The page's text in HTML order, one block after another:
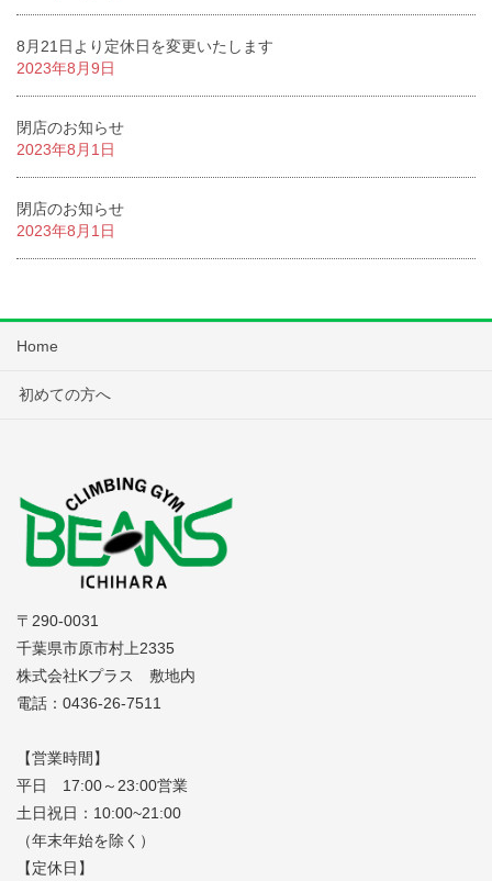
8月21日より定休日を変更いたします
2023年8月9日
閉店のお知らせ
2023年8月1日
閉店のお知らせ
2023年8月1日
Home
初めての方へ
〒290-0031
千葉県市原市村上2335
株式会社Kプラス 敷地内
電話：0436-26-7511
【営業時間】
平日 17:00～23:00営業
土日祝日：10:00~21:00
（年末年始を除く）
【定休日】